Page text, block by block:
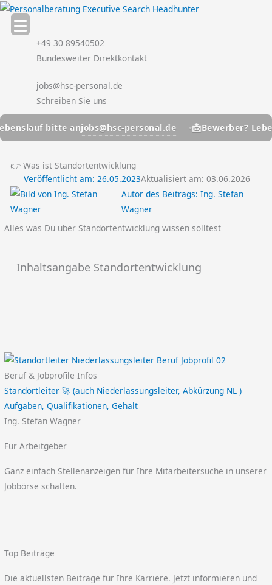
Zum
Inhalt
springen
+49 30 89540502
Bundesweiter Direktkontakt
jobs@hsc-personal.de
Schreiben Sie uns
bitte anjobs@hsc-personal.de 📩Bewerber?
👉 Was ist Standortentwicklung
Veröffentlicht am:26.05.2023Aktualisiert am: 03.06.2026
Autor des Beitrags: Ing. Stefan
Wagner
Alles was Du über Standortentwicklung wissen solltest
Inhaltsangabe Standortentwicklung
Beruf & Jobprofile Infos
Standortleiter 🚀 (auch Niederlassungsleiter, Abkürzung NL )
Aufgaben, Qualifikationen, Gehalt
Ing. Stefan Wagner
Für Arbeitgeber
Ganz einfach Stellenanzeigen für Ihre Mitarbeitersuche in unserer
Jobbörse schalten.
Top Beiträge
Die aktuellsten Beiträge für Ihre Karriere. Jetzt informieren und